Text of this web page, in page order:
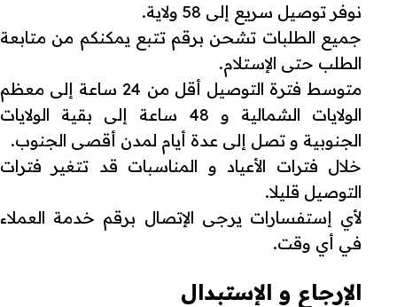
نوفر توصيل سريع إلى 58 ولاية.
جميع الطلبات تشحن برقم تتبع يمكنكم من متابعة
الطلب حتى الإستلام.
متوسط فترة التوصيل أقل من 24 ساعة إلى معظم
الولايات الشمالية و 48 ساعة إلى بقية الولايات
الجنوبية و تصل إلى عدة أيام لمدن أقصى الجنوب.
خلال فترات الأعياد و المناسبات قد تتغير فترات
التوصيل قليلا.
لأي إستفسارات يرجى الإتصال برقم خدمة العملاء
في أي وقت.
الإرجاع و الإستبدال